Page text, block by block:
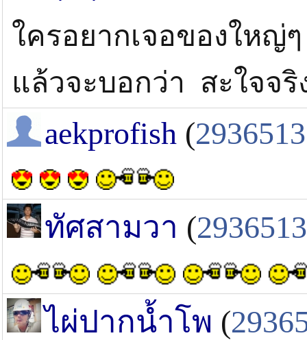
ใครอยากเจอของใหญ่
แล้วจะบอกว่า สะใจจริ
aekprofish (2936513
ทัศสามวา (2936513
ไผ่ปากน้ำโพ (